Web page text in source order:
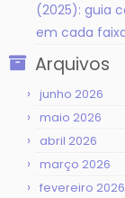
(2025): guia
em cada
Arquivos
junho 2026
maio 2026
abril 2026
março 2026
fevereiro 2026